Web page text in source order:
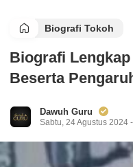
Biografi Tokoh
Biografi
Beserta
Dawuh Guru
Sabtu, 24 Agustus 2024